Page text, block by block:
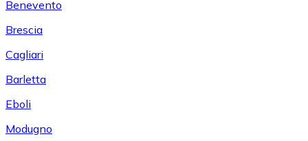
Benevento
Brescia
Cagliari
Barletta
Eboli
Modugno